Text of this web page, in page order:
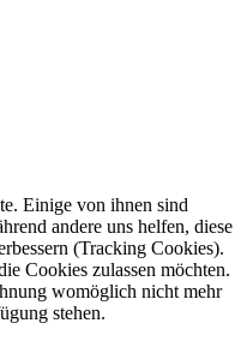
Einige von ihnen sind
andere uns helfen, diese
(Tracking Cookies).
Cookies zulassen möchten.
womöglich nicht mehr
stehen.